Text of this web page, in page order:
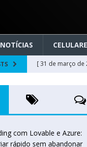
NOTÍCIAS
[ 31 de março de
[ 20 de março de
técnica
[ 27 de fevereiro
com Lovable e Azure:
rápido sem abandonar